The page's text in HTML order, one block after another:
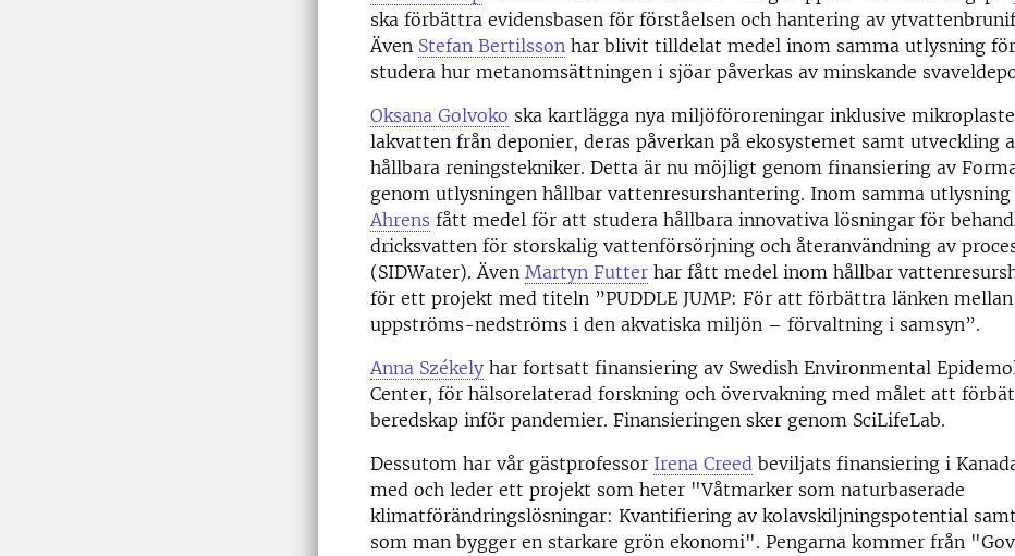
ska förbättra evidensbasen för förståelsen och hantering av
Även Stefan Bertilsson har blivit tilldelat medel inom samma utlysning
studera hur metanomsättningen i sjöar påverkas av minskande
Oksana Golvoko ska kartlägga nya miljöföroreningar inklusive
lakvatten från deponier, deras påverkan på ekosystemet samt utveckling
hållbara reningstekniker. Detta är nu möjligt genom finansiering av
genom utlysningen hållbar vattenresurshantering. Inom samma utlysning
Ahrens fått medel för att studera hållbara innovativa lösningar för
dricksvatten för storskalig vattenförsörjning och återanvändning av
(SIDWater). Även Martyn Futter har fått medel inom hållbar
för ett projekt med titeln ”PUDDLE JUMP: För att förbättra länken mellan
uppströms-nedströms i den akvatiska miljön – förvaltning i samsyn”.
Anna Székely har fortsatt finansiering av Swedish Environmental
Center, för hälsorelaterad forskning och övervakning med målet att
beredskap inför pandemier. Finansieringen sker genom SciLifeLab.
Dessutom har vår gästprofessor Irena Creed beviljats finansiering i
med och leder ett projekt som heter "Våtmarker som naturbaserade
klimatförändringslösningar: Kvantifiering av kolavskiljningspotential
som man bygger en starkare grön ekonomi". Pengarna kommer från